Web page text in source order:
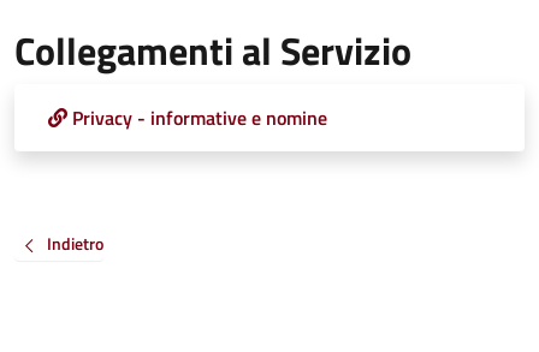
Collegamenti al Servizio
Privacy - informative e nomine
Indietro